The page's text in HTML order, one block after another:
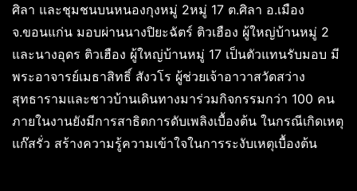
ศิลา และชุมชนบนหนองกุงหมู่ 2หมู่ 17 ต.ศิลา อ.เมือง
จ.ขอนแก่น มอบผ่านนางปิยะฉัตร์ ติวเฮือง ผู้ใหญ่บ้านหมู่ 2
และนางอุดร ติวเฮือง ผู้ใหญ่บ้านหมู่ 17 เป็นตัวแทนรับมอบ มี
พระอาจารย์เมธาสิทธิ์ สังวโร ผู้ช่วยเจ้าอาวาสวัดสว่าง
สุทธารามและชาวบ้านเดินทางมาร่วมกิจกรรมกว่า 100 คน
ภายในงานยังมีการสาธิตการดับเพลิงเบื้องต้น ในกรณีเกิดเหตุ
แก๊สรั่ว สร้างความรู้ความเข้าใจในการระงับเหตุเบื้องต้น